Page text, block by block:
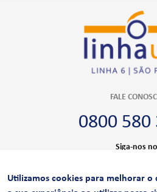
FALE
0800 580
Siga-nos no
Utilizamos cookies para melhorar o